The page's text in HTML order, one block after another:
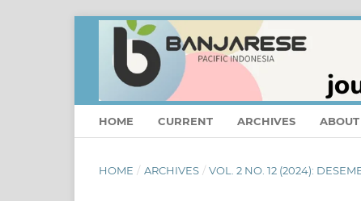
HOME CURRENT ARCHIVES ABOUT
HOME / ARCHIVES / VOL. 2 NO. 12 (2024):